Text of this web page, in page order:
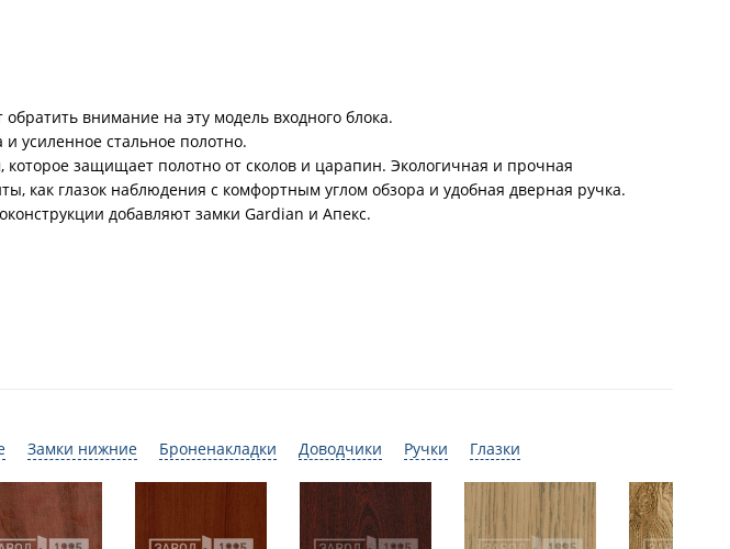
внимание на эту модель входного блока.
усиленное стальное полотно.
защищает полотно от сколов и царапин. Экологичная и прочная
как глазок наблюдения с комфортным углом обзора и удобная дверная ручка.
добавляют замки Gardian и Апекс.
Замки нижние Броненакладки Доводчики Ручки Глазки